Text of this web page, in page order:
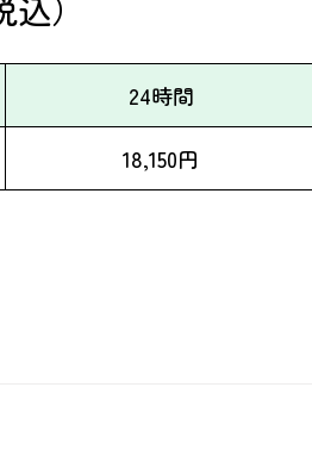
24時間
18,150円